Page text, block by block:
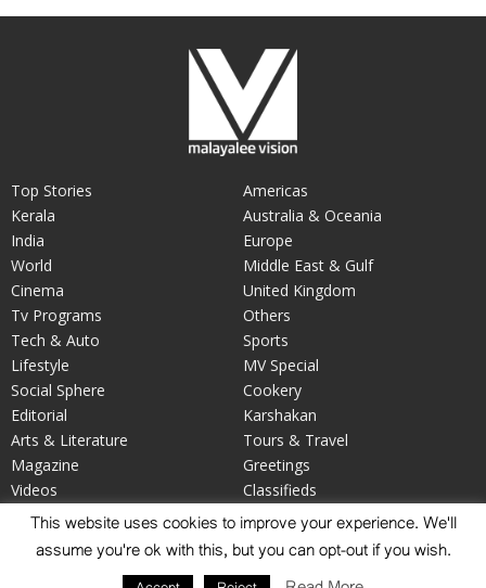
Top Stories
Kerala
India
World
Cinema
Tv Programs
Tech & Auto
Americas
Australia & Oceania
Europe
Middle East & Gulf
United Kingdom
Others
Sports
Lifestyle
Social Sphere
Editorial
Arts & Literature
Magazine
Videos
Your Say
MV Special
Cookery
Karshakan
Tours & Travel
Greetings
Classifieds
Obituary
This website uses cookies to improve your experience. We'll
assume you're ok with this, but you can opt-out if you wish.